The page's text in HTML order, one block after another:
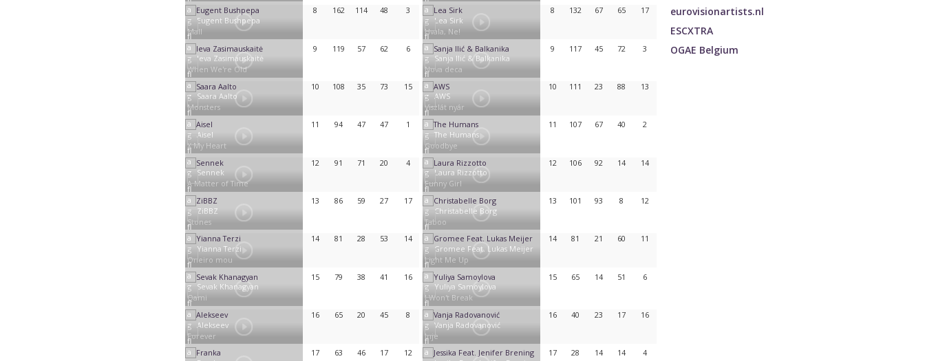
Eugent Bushpepa
Mall
8 162 114 48 3
Ieva Zasimauskaitė
When We're Old
9 119 57 62 6
Saara Aalto
Monsters
10 108 35 73 15
Aisel
X My Heart
11 94 47 47 1
Sennek
A Matter of Time
12 91 71 20 4
ZiBBZ
Stones
13 86 59 27 17
Yianna Terzi
Oneiro mou
14 81 28 53 14
Sevak Khanagyan
Qami
15 79 38 41 16
Alekseev
Forever
16 65 20 45 8
17 63 46 17 12
Lea Sirk
Hvala, Ne!
8 132 67 65 17
Sanja Ilić & Balkanika
Nova deca
9 117 45 72 3
AWS
Viszlát nyár
10 111 23 88 13
The Humans
Goodbye
11 107 67 40 2
Laura Rizzotto
Funny Girl
12 106 92 14 14
Christabelle Borg
Taboo
13 101 93 8 12
Gromee Feat. Lukas Meijer
Light Me Up
14 81 21 60 11
Yuliya Samoylova
I Won't Break
15 65 14 51 6
Vanja Radovanović
Inje
16 40 23 17 16
17 28 14 14 4
eurovisionartists.nl
ESCXTRA
OGAE Belgium